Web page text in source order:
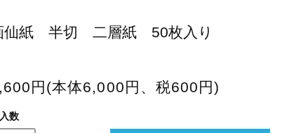
仙紙 半切 二層紙 50枚入り
円(本体6,000円、税600円)
数